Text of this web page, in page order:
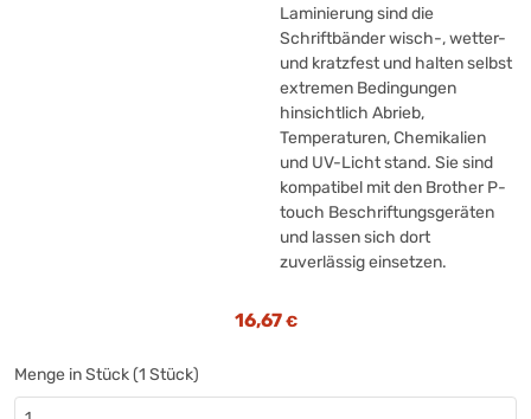
Laminierung sind die
Schriftbänder wisch-, wetter-
und kratzfest und halten selbst
extremen Bedingungen
hinsichtlich Abrieb,
Temperaturen, Chemikalien
und UV-Licht stand. Sie sind
kompatibel mit den Brother P-
touch Beschriftungsgeräten
und lassen sich dort
zuverlässig einsetzen.
16,67€
Menge in Stück (1 Stück)